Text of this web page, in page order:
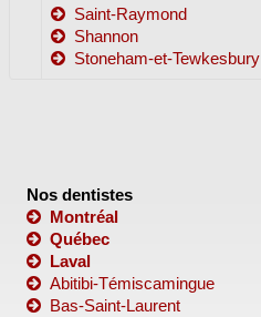
Saint-Raymond
Shannon
Stoneham-et-Tewkesbury
Nos dentistes
Montréal
Québec
Laval
Abitibi-Témiscamingue
Bas-Saint-Laurent